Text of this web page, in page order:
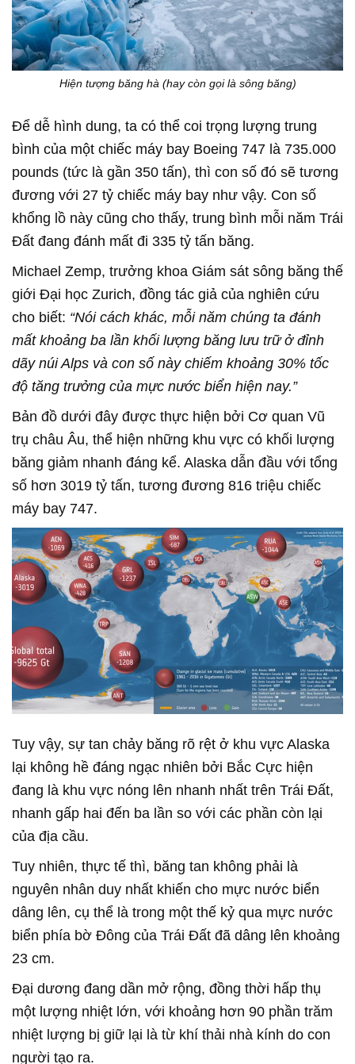
Hiện tượng băng hà (hay còn gọi là sông băng)
Để dễ hình dung, ta có thể coi trọng lượng trung
bình của một chiếc máy bay Boeing 747 là 735.000
pounds (tức là gần 350 tấn), thì con số đó sẽ tương
đương với 27 tỷ chiếc máy bay như vậy. Con số
khổng lồ này cũng cho thấy, trung bình mỗi năm Trái
Đất đang đánh mất đi 335 tỷ tấn băng.
Michael Zemp, trưởng khoa Giám sát sông băng thế
giới Đại học Zurich, đồng tác giả của nghiên cứu
cho biết: “Nói cách khác, mỗi năm chúng ta đánh
mất khoảng ba lần khối lượng băng lưu trữ ở đỉnh
dãy núi Alps và con số này chiếm khoảng 30% tốc
độ tăng trưởng của mực nước biển hiện nay.”
Bản đồ dưới đây được thực hiện bởi Cơ quan Vũ
trụ châu Âu, thể hiện những khu vực có khối lượng
băng giảm nhanh đáng kể. Alaska dẫn đầu với tổng
số hơn 3019 tỷ tấn, tương đương 816 triệu chiếc
máy bay 747.
Tuy vậy, sự tan chảy băng rõ rệt ở khu vực Alaska
lại không hề đáng ngạc nhiên bởi Bắc Cực hiện
đang là khu vực nóng lên nhanh nhất trên Trái Đất,
nhanh gấp hai đến ba lần so với các phần còn lại
của địa cầu.
Tuy nhiên, thực tế thì, băng tan không phải là
nguyên nhân duy nhất khiến cho mực nước biển
dâng lên, cụ thể là trong một thế kỷ qua mực nước
biển phía bờ Đông của Trái Đất đã dâng lên khoảng
23 cm.
Đại dương đang dần mở rộng, đồng thời hấp thụ
một lượng nhiệt lớn, với khoảng hơn 90 phần trăm
nhiệt lượng bị giữ lại là từ khí thải nhà kính do con
người tạo ra.